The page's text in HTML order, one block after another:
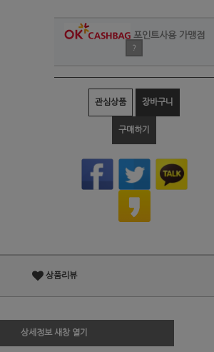
포인트사용 가맹점
?
관심상품 장바구니
구매하기
상품리뷰
상세정보 새창 열기